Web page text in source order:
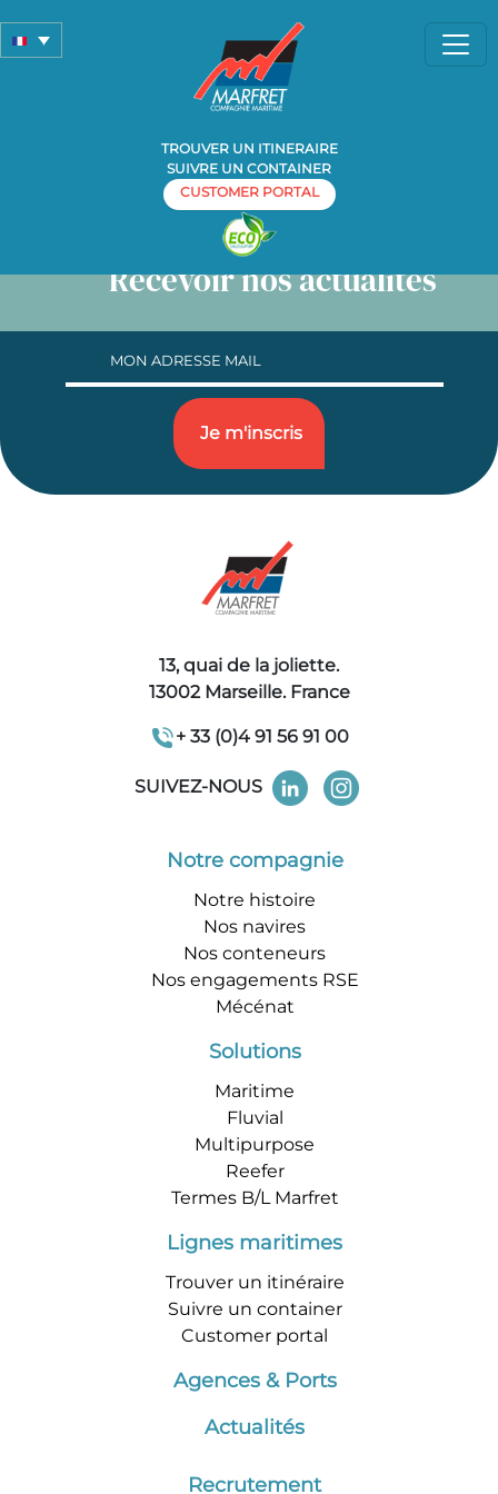
TROUVER UN ITINERAIRE
SUIVRE UN CONTAINER
CUSTOMER PORTAL
Recevoir nos actualités
13, quai de la joliette.
13002 Marseille. France
+ 33 (0)4 91 56 91 00
SUIVEZ-NOUS
Notre compagnie
Notre histoire
Nos navires
Nos conteneurs
Nos engagements RSE
Mécénat
Solutions
Maritime
Fluvial
Multipurpose
Reefer
Termes B/L Marfret
Lignes maritimes
Trouver un itinéraire
Suivre un container
Customer portal
Agences & Ports
Actualités
Recrutement